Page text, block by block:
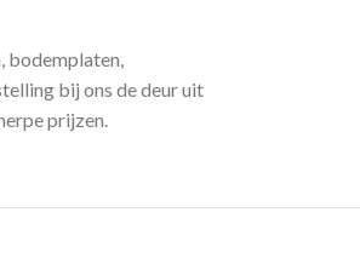
bodemplaten,
bij ons de deur uit
prijzen.